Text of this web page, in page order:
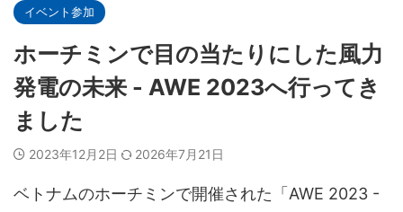
イベント参加
ホーチミンで目の当たりにした風力
発電の未来 - AWE 2023へ行ってき
ました
2023年12月2日 2026年7月21日
ベトナムのホーチミンで開催された「AWE 2023 -